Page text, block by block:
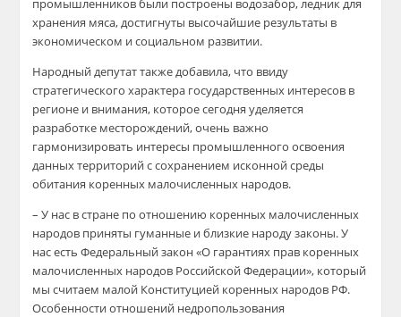
промышленников были построены водозабор, ледник для
хранения мяса, достигнуты высочайшие результаты в
экономическом и социальном развитии.
Народный депутат также добавила, что ввиду
стратегического характера государственных интересов в
регионе и внимания, которое сегодня уделяется
разработке месторождений, очень важно
гармонизировать интересы промышленного освоения
данных территорий с сохранением исконной среды
обитания коренных малочисленных народов.
– У нас в стране по отношению коренных малочисленных
народов приняты гуманные и близкие народу законы. У
нас есть Федеральный закон «О гарантиях прав коренных
малочисленных народов Российской Федерации», который
мы считаем малой Конституцией коренных народов РФ.
Особенности отношений недропользования